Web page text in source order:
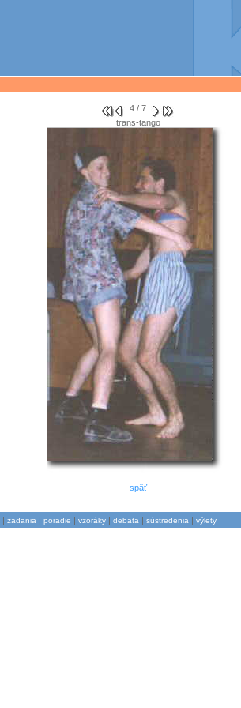
4 / 7
trans-tango
späť
| zadania | poradie | vzoráky| debata | sústredenia | výlety